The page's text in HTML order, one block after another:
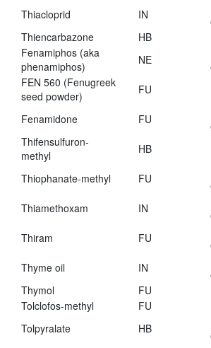
Thiacloprid
IN
Thiencarbazone
HB
Fenamiphos (aka
phenamiphos)
NE
FEN 560 (Fenugreek
seed powder)
FU
Fenamidone FU
Thifensulfuron-
methyl
HB
Thiophanate-methyl FU
Thiamethoxam
IN
Thiram FU
Thyme oil IN
Thymol
FU
Tolclofos-methyl
FU
Tolpyralate
HB